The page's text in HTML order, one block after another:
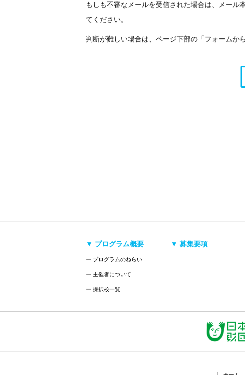
もしも不審なメールを受信された場合は、メール
てください。
判断が難しい場合は、ページ下部の「フォームか
▼ プログラム概要
ー プログラムのねらい
ー 主催者について
ー 採択校一覧
▼ 募集要項